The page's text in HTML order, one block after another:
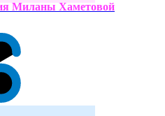
Миланы Хаметовой